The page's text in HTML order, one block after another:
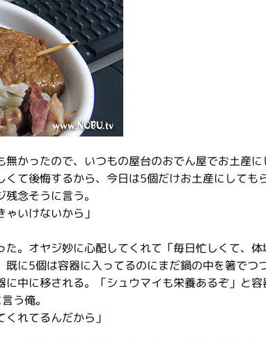
かったので、いつもの屋台のおでん屋でお土産
て後悔するから、今日は5個だけお土産にしても
念そうに言う。
いけないから」
た。オヤジ妙に心配してくれて「毎日忙しくて、
に5個は容器に入ってるのにまだ鍋の中を箸でつ
中に移される。「シュウマイも栄養あるぞ」と容
う俺。
れてるんだから」